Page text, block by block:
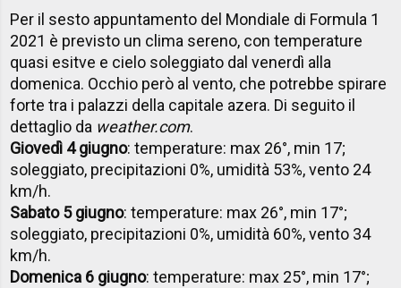
Per il sesto appuntamento del Mondiale di Formula 1
2021 è previsto un clima sereno, con temperature
quasi esitve e cielo soleggiato dal venerdì alla
domenica. Occhio però al vento, che potrebbe spirare
forte tra i palazzi della capitale azera. Di seguito il
dettaglio da weather.com.
Giovedì 4 giugno: temperature: max 26°, min 17;
soleggiato, precipitazioni 0%, umidità 53%, vento 24
km/h.
Sabato 5 giugno: temperature: max 26°, min 17°;
soleggiato, precipitazioni 0%, umidità 60%, vento 34
km/h.
Domenica 6 giugno: temperature: max 25°, min 17°;